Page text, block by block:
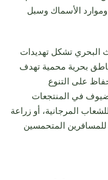
وموارد الأسماك وسبل
البحري تشكل تهديدات
بحرية محمية تهدف
على التنوع
في المنتجعات
المرجانية، أو زراعة
للمسافرين المتحمسين